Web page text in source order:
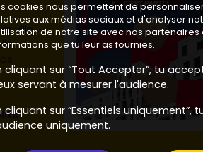
ville
cookies nous permettent de
aux médias sociaux et d'analyser
de notre site avec nos
que tu leur as fournies.
cliquant sur “Tout Accepter”, tu
servant à mesurer l'audience.
cliquant sur “Essentiels
uniquement.